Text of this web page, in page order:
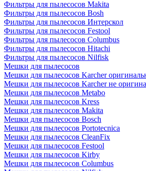
Фильтры для пылесосов Makita
Фильтры для пылесосов Bosh
Фильтры для пылесосов Интерскол
Фильтры для пылесосов Festool
Фильтры для пылесосов Columbus
Фильтры для пылесосов Hitachi
Фильтры для пылесосов Nilfisk
Мешки для пылесосов
Мешки для пылесосов Karcher
Мешки для пылесосов Karcher не
Мешки для пылесосов Metabo
Мешки для пылесосов Kress
Мешки для пылесосов Makita
Мешки для пылесосов Bosch
Мешки для пылесосов Portotecnica
Мешки для пылесосов CleanFix
Мешки для пылесосов Festool
Мешки для пылесосов Kirby
Мешки для пылесосов Columbus